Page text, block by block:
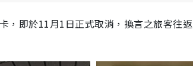
，即於11月1日正式取消，換言之旅客往